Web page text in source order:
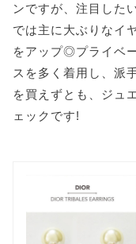
ンですが、注目した
では主に大ぶりなイ
をアップ◎プライベ
スを多く着用し、派
を買えずとも、ジュ
ェックです!